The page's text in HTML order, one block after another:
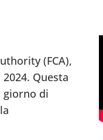
(FCA),
Questa
giorno di